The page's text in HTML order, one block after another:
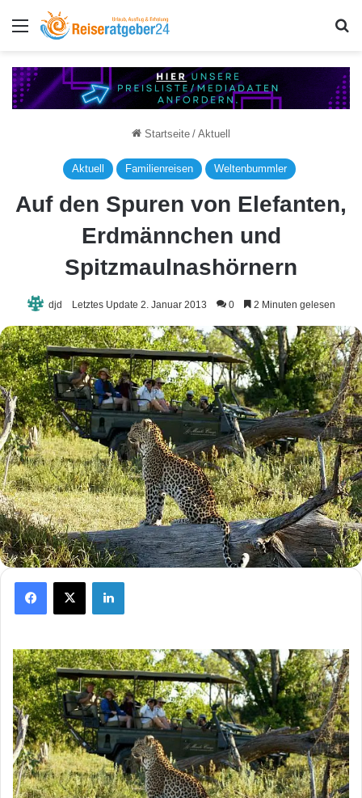
Menü
Startseite / Aktuell
Aktuell Familienreisen Weltenbummler
Auf den Spuren von Elefanten,
Erdmännchen und
Spitzmaulnashörnern
djd Letztes Update 2. Januar 2013 0 2 Minuten gelesen
X